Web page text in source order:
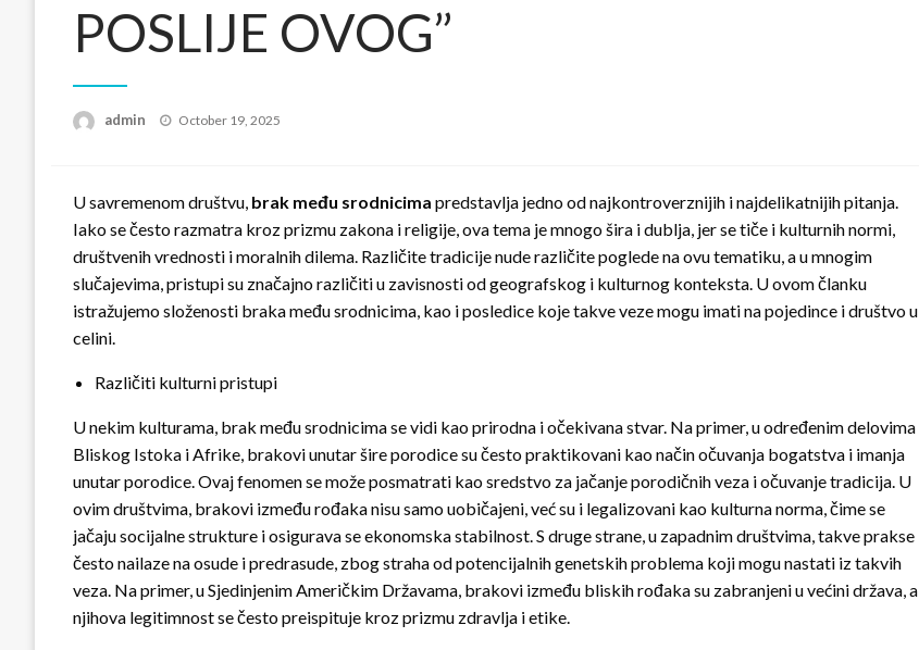
POSLIJE OVOG”
admin
Posted
October 19, 2025
U savremenom društvu, brak među srodnicima predstavlja jedno od najkontroverznijih i najdelikatnijih pitanja.
Iako se često razmatra kroz prizmu zakona i religije, ova tema je mnogo šira i dublja, jer se tiče i kulturnih normi,
društvenih vrednosti i moralnih dilema. Različite tradicije nude različite poglede na ovu tematiku, a u mnogim
slučajevima, pristupi su značajno različiti u zavisnosti od geografskog i kulturnog konteksta. U ovom članku
istražujemo složenosti braka među srodnicima, kao i posledice koje takve veze mogu imati na pojedince i društvo u
celini.
Različiti kulturni pristupi
U nekim kulturama, brak među srodnicima se vidi kao prirodna i očekivana stvar. Na primer, u određenim delovima
Bliskog Istoka i Afrike, brakovi unutar šire porodice su često praktikovani kao način očuvanja bogatstva i imanja
unutar porodice. Ovaj fenomen se može posmatrati kao sredstvo za jačanje porodičnih veza i očuvanje tradicija. U
ovim društvima, brakovi između rođaka nisu samo uobičajeni, već su i legalizovani kao kulturna norma, čime se
jačaju socijalne strukture i osigurava se ekonomska stabilnost. S druge strane, u zapadnim društvima, takve prakse
često nailaze na osude i predrasude, zbog straha od potencijalnih genetskih problema koji mogu nastati iz takvih
veza. Na primer, u Sjedinjenim Američkim Državama, brakovi između bliskih rođaka su zabranjeni u većini država, a
njihova legitimnost se često preispituje kroz prizmu zdravlja i etike.